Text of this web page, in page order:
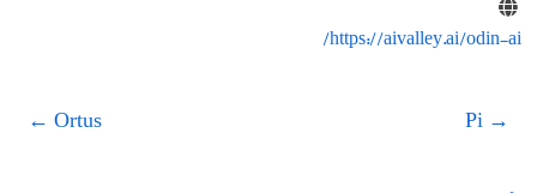
https://aivalley.ai/odin-ai/
→
Pi
Ortus
←